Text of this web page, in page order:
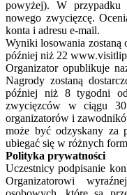
powyżej). W przypadku
nowego zwycięzcę.
konta i adresu e-mail.
Wyniki losowania zostaną
później niż 22
Organizator opublikuje
Nagrody zostaną
później niż 8 tygodni
zwycięzców w ciągu
organizatorów i
może być odzyskany za
ubiegać się w różnych
Polityka prywatności
Uczestnicy podpisanie
Organizatorowi